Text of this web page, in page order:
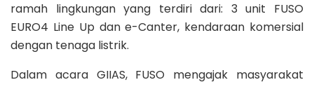
ramah lingkungan yang terdiri dari: 3 unit FUSO
EURO4 Line Up dan e-Canter, kendaraan komersial
dengan tenaga listrik.
Dalam acara GIIAS, FUSO mengajak masyarakat